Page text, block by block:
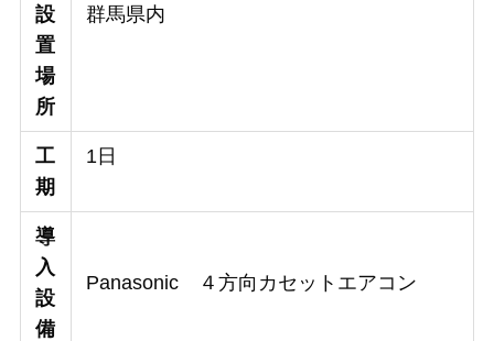
設
置
場
所
群馬県内
工
期
1日
導
入
設
備
Panasonic ４方向カセットエアコン